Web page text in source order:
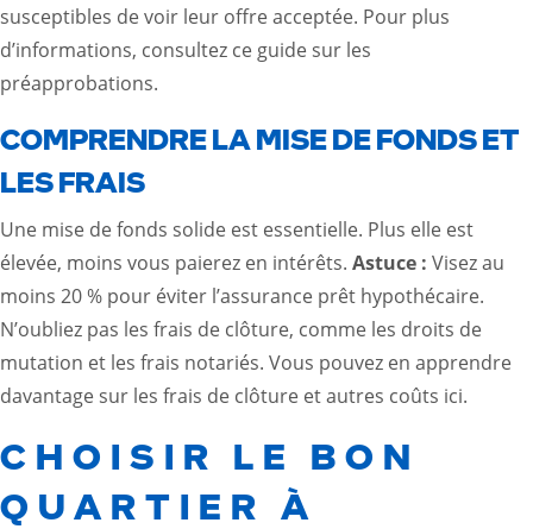
susceptibles de voir leur offre acceptée. Pour plus
d’informations, consultez ce guide sur les
préapprobations.
COMPRENDRE LA MISE DE FONDS ET
LES FRAIS
Une mise de fonds solide est essentielle. Plus elle est
élevée, moins vous paierez en intérêts. Astuce : Visez au
moins 20 % pour éviter l’assurance prêt hypothécaire.
N’oubliez pas les frais de clôture, comme les droits de
mutation et les frais notariés. Vous pouvez en apprendre
davantage sur les frais de clôture et autres coûts ici.
CHOISIR LE BON
QUARTIER À